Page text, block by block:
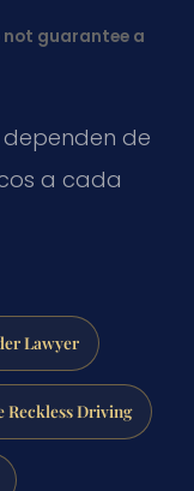
guarantee a
de
a cada
Lawyer
Reckless Driving